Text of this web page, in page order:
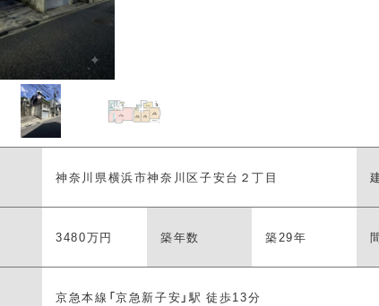
駐車場2台以上
神奈川県横浜市神奈川区子安台２丁目
3480万円 築年数 築29年
京急本線「京急新子安」駅 徒歩13分